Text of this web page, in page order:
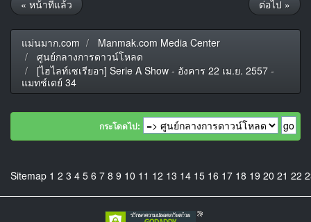
« หน้าที่แล้ว ต่อไป »
แม่นมาก.com
Manmak.com Media Center
ศูนย์กลางการดาวน์โหลด
[ไฮไลท์เซเรียอา] Serie A Show - อังคาร 22 เม.ย. 2557 -
แมทช์เดย์ 34
กระโดดไป:
Sitemap 1 2 3 4 5 6 7 8 9 10 11 12 13 14 15 16 17 18 19 20 21 22